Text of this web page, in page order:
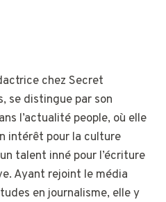
chez Secret
se distingue par son
l’actualité people, où elle
intérêt pour la culture
talent inné pour l’écriture
Ayant rejoint le média
en journalisme, elle y